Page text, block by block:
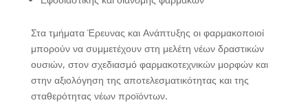
Στα τμήματα Έρευνας και Ανάπτυξης οι φαρμακοποιοί
μπορούν να συμμετέχουν στη μελέτη νέων δραστικών
ουσιών, στον σχεδιασμό φαρμακοτεχνικών μορφών και
στην αξιολόγηση της αποτελεσματικότητας και της
σταθερότητας νέων προϊόντων.